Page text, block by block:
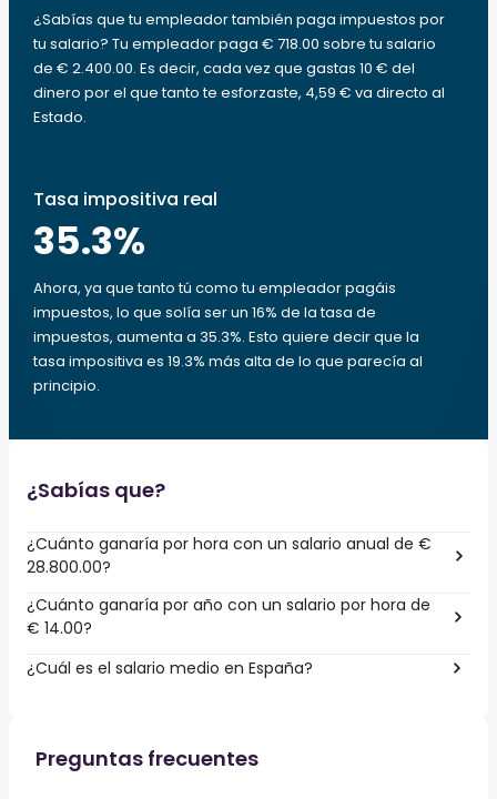
¿Sabías que tu empleador también paga impuestos por
tu salario? Tu empleador paga € 718.00 sobre tu salario
de € 2.400.00. Es decir, cada vez que gastas 10 € del
dinero por el que tanto te esforzaste, 4,59 € va directo al
Estado.
Tasa impositiva real
35.3%
Ahora, ya que tanto tú como tu empleador pagáis
impuestos, lo que solía ser un 16% de la tasa de
impuestos, aumenta a 35.3%. Esto quiere decir que la
tasa impositiva es 19.3% más alta de lo que parecía al
principio.
¿Sabías que?
¿Cuánto ganaría por hora con un salario anual de €
28.800.00?
¿Cuánto ganaría por año con un salario por hora de
€ 14.00?
¿Cuál es el salario medio en España?
Preguntas frecuentes